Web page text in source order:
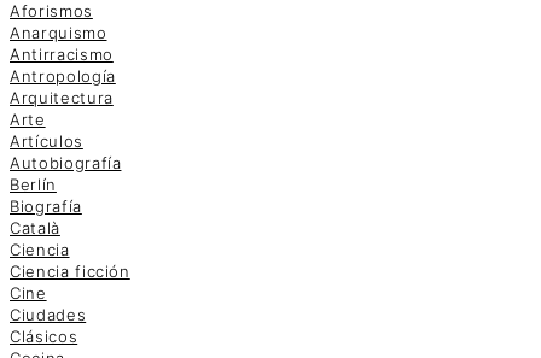
Aforismos
Anarquismo
Antirracismo
Antropología
Arquitectura
Arte
Artículos
Autobiografía
Berlín
Biografía
Català
Ciencia
Ciencia ficción
Cine
Ciudades
Clásicos